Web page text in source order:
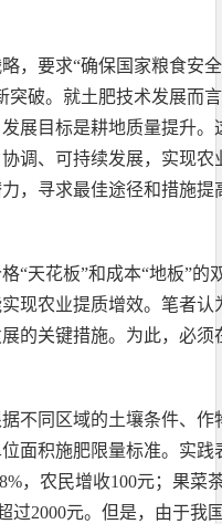
，要求“确保国家粮食安
突破。就土肥技术发展而
展目标是耕地质量提升
调、可持续发展，实现
，寻求最佳途径和措施
“天花板”和成本“地板”的
现农业提质增效。笔者
的关键措施。为此，必
不同区域的土壤条件、
面积施肥限量标准。实
，农民增收100元；果菜
过2000元。但是，由于我